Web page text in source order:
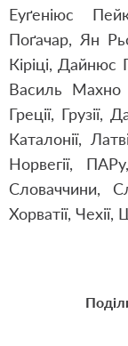
Еуґеніюс
Поґачар, Ян
Кіріці,
Василь Махно
Греції, Грузії,
Каталонії,
Норвегії,
Словаччини,
Хорватії, Чехії,